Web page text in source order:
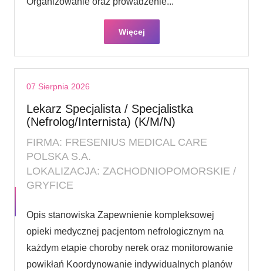
Więcej
07 Sierpnia 2026
Lekarz Specjalista / Specjalistka
(Nefrolog/Internista) (K/M/N)
FIRMA: FRESENIUS MEDICAL CARE
POLSKA S.A.
LOKALIZACJA: ZACHODNIOPOMORSKIE /
GRYFICE
Opis stanowiska Zapewnienie kompleksowej
opieki medycznej pacjentom nefrologicznym na
każdym etapie choroby nerek oraz monitorowanie
powikłań Koordynowanie indywidualnych planów